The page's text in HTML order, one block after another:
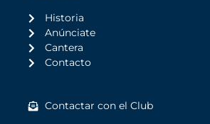
Historia
Anúnciate
Cantera
Contacto
Contactar con el Club